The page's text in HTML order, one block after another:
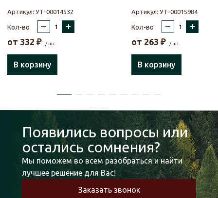
Артикул: УТ-00014532
Кол-во – +
от 332 ₽ / шт.
В корзину
Артикул: УТ-00015984
Кол-во – +
от 263 ₽ / шт.
В корзину
Появились вопросы или
остались сомнения?
Мы поможем во всем разобраться и найти
лучшее решение для Вас!
Заказать звонок